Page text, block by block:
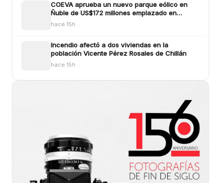
COEVA aprueba un nuevo parque eólico en
Ñuble de US$172 millones emplazado en
Ñiquén y San Carlos
hace 15h
Incendio afectó a dos viviendas en la
población Vicente Pérez Rosales de Chillán
hace 15h